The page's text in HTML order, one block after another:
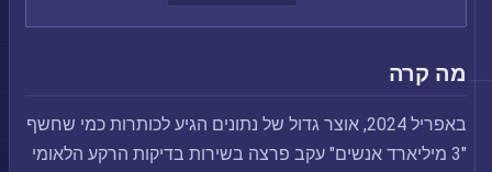
מה קרה
באפריל 2024, אוצר גדול של נתונים הגיע לכותרות כמי שחשף
"3 מיליארד אנשים" עקב פרצה בשירות בדיקות הרקע הלאומי